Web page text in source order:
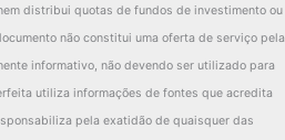
distribui quotas de fundos de investimento ou
não constitui uma oferta de serviço pela
informativo, não devendo ser utilizado para
utiliza informações de fontes que acredita
pela exatidão de quaisquer das